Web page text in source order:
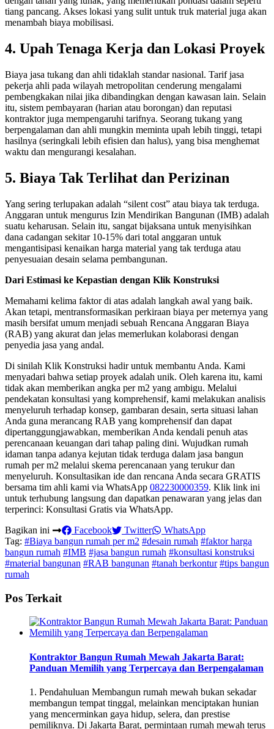
tiang pancang. Akses lokasi yang sulit untuk truk material juga akan
menambah biaya mobilisasi.
4. Upah Tenaga Kerja dan Lokasi Proyek
Biaya jasa tukang dan ahli tidaklah standar nasional. Tarif jasa
pekerja ahli pada wilayah metropolitan cenderung mengalami
pembengkakan nilai jika dibandingkan dengan kawasan lain. Selain
itu, sistem pembayaran (harian atau borongan) dan reputasi
kontraktor juga mempengaruhi tarifnya. Seorang tukang yang
berpengalaman dan ahli mungkin meminta upah lebih tinggi, tetapi
hasilnya (seringkali lebih efisien dan halus), yang bisa menghemat
waktu dan mengurangi kesalahan.
5. Biaya Tak Terlihat dan Perizinan
Yang sering terlupakan adalah “silent cost” atau biaya tak terduga.
Anggaran untuk mengurus Izin Mendirikan Bangunan (IMB) adalah
suatu keharusan. Selain itu, sangat bijaksana untuk menyisihkan
dana cadangan sekitar 10-15% dari total anggaran untuk
mengantisipasi kenaikan harga material yang tak terduga atau
penyesuaian desain selama pembangunan.
Dari Estimasi ke Kepastian dengan Klik Konstruksi
Memahami kelima faktor di atas adalah langkah awal yang baik.
Akan tetapi, mentransformasikan perkiraan biaya per meternya yang
masih bersifat umum menjadi sebuah Rencana Anggaran Biaya
(RAB) yang akurat dan jelas memerlukan kolaborasi dengan
penyedia jasa yang andal.
Di sinilah Klik Konstruksi hadir untuk membantu Anda. Kami
menyadari bahwa setiap proyek adalah unik. Oleh karena itu, kami
tidak akan memberikan angka per m2 yang ambigu. Melalui
pendekatan konsultasi yang komprehensif, kami melakukan analisis
menyeluruh terhadap konsep, gambaran desain, serta situasi lahan
Anda guna merancang RAB yang komprehensif dan dapat
dipertanggungjawabkan, memberikan Anda kendali penuh atas
perencanaan keuangan dari tahap paling dini. Wujudkan rumah
idaman tanpa adanya kejutan tidak terduga dalam jasa bangun
rumah per m2 melalui skema perencanaan yang terukur dan
menyeluruh. Konsultasikan ide dan rencana Anda secara GRATIS
bersama tim ahli kami via WhatsApp 082230000359. Klik link ini
untuk terhubung langsung dan dapatkan penawaran yang jelas dan
terperinci: Konsultasi Gratis via WhatsApp.
Bagikan ini
Facebook Twitter
WhatsApp
Tag: #Biaya bangun rumah per m2 #desain rumah #faktor harga
bangun rumah #IMB #jasa bangun rumah #konsultasi konstruksi
#material bangunan #RAB bangunan #tanah berkontur #tips bangun
rumah
Pos Terkait
Kontraktor Bangun Rumah Mewah Jakarta Barat:
Panduan Memilih yang Terpercaya dan Berpengalaman
1. Pendahuluan Membangun rumah mewah bukan sekadar
membangun tempat tinggal, melainkan menciptakan hunian
yang mencerminkan gaya hidup, selera, dan prestise
pemiliknya. Di Jakarta Barat, permintaan rumah mewah terus